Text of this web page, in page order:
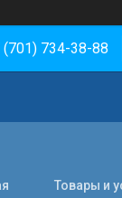
(701) 734-38-88
Товары и